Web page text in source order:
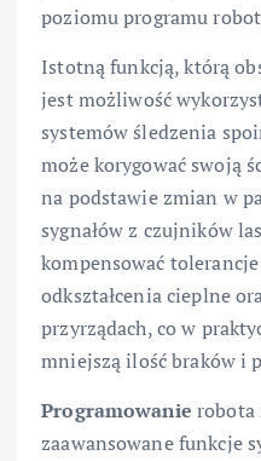
poziomu programu
Istotną funkcją, którą
jest możliwość
systemów śledzenia
może korygować swoją
na podstawie zmian w
sygnałów z czujników
kompensować
odkształcenia cieplne
przyrządach, co w
mniejszą ilość braków i
Programowanie robota
zaawansowane funkcje